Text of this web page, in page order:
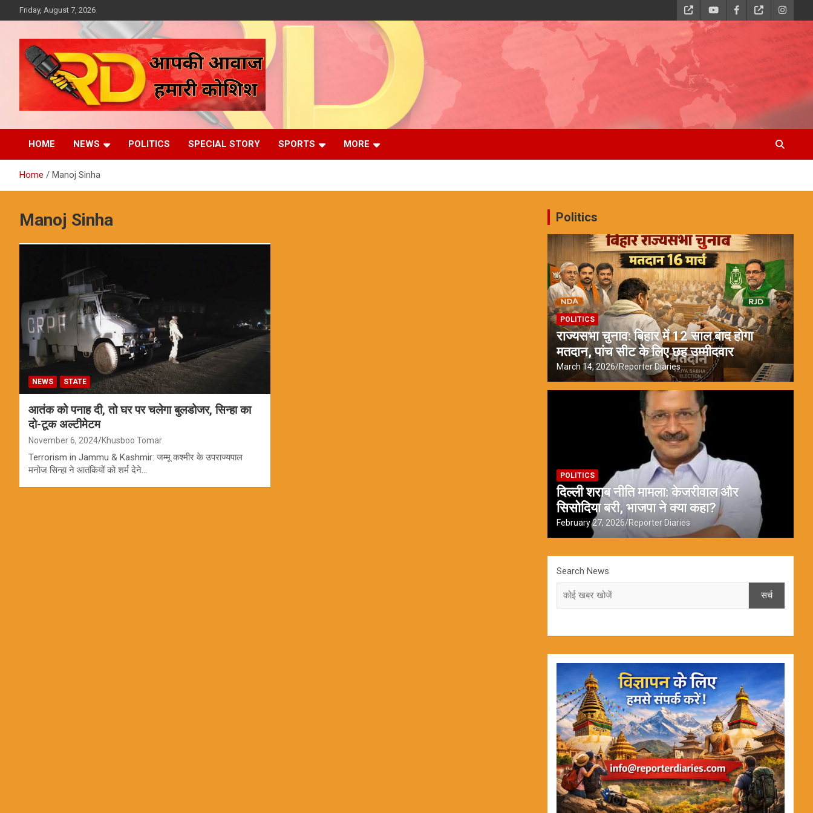
to
Friday, August 7, 2026
Reporter Diaries
HOME NEWS POLITICS SPECIAL STORY SPORTS MORE
Home Manoj Sinha
Manoj Sinha
NEWS STATE
आतंक को पनाह दी, तो घर पर चलेगा बुलडोजर, सिन्हा का
दो-टूक अल्टीमेटम
November 6, 2024 Khusboo Tomar
Terrorism in Jammu & Kashmir: जम्मू कश्मीर के उपराज्यपाल
मनोज सिन्हा ने आतंकियों को शर्म देने…
Politics
POLITICS
राज्यसभा चुनाव: बिहार में 12 साल बाद होगा
मतदान, पांच सीट के लिए छह उम्मीदवार
March 14, 2026 Reporter Diaries
POLITICS
दिल्ली शराब नीति मामला: केजरीवाल और
सिसोदिया बरी, भाजपा ने क्या कहा?
February 27, 2026 Reporter Diaries
Search News
सर्च